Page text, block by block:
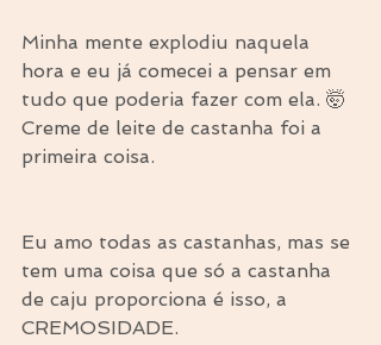
Minha mente explodiu naquela
hora e eu já comecei a pensar em
tudo que poderia fazer com ela. 🤯
Creme de leite de castanha foi a
primeira coisa.
Eu amo todas as castanhas, mas se
tem uma coisa que só a castanha
de caju proporciona é isso, a
CREMOSIDADE.